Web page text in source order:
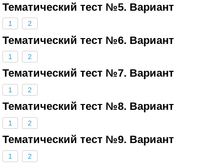
Тематический тест №5. Вариант
1 2
Тематический тест №6. Вариант
1 2
Тематический тест №7. Вариант
1 2
Тематический тест №8. Вариант
1 2
Тематический тест №9. Вариант
1 2